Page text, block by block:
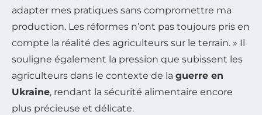
adapter mes pratiques sans compromettre ma
production. Les réformes n’ont pas toujours pris en
compte la réalité des agriculteurs sur le terrain. » Il
souligne également la pression que subissent les
agriculteurs dans le contexte de la guerre en
Ukraine, rendant la sécurité alimentaire encore
plus précieuse et délicate.